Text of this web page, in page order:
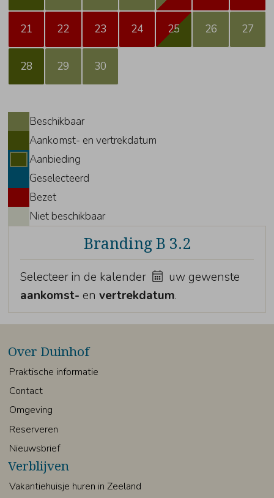
21 22 23 24 25 26 27
28 29 30
Beschikbaar
Aankomst- en vertrekdatum
Aanbieding
Geselecteerd
Bezet
Niet beschikbaar
Branding B 3.2
Selecteer in de kalender
uw gewenste
aankomst- envertrekdatum.
Over Duinhof
Praktische informatie
Contact
Omgeving
Reserveren
Nieuwsbrief
Verblijven
Vakantiehuisje huren in Zeeland